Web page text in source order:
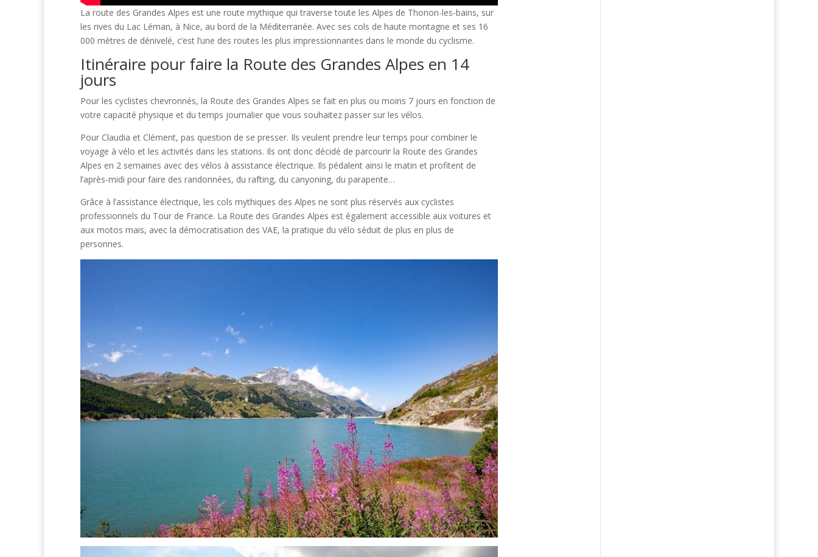
La route des Grandes Alpes est une route mythique qui traverse toute les Alpes de Thonon-les-bains, sur
les rives du Lac Léman, à Nice, au bord de la Méditerranée. Avec ses cols de haute montagne et ses 16
000 mètres de dénivelé, c’est l’une des routes les plus impressionnantes dans le monde du cyclisme.
Itinéraire pour faire la Route des Grandes Alpes en 14
jours
Pour les cyclistes chevronnés, la Route des Grandes Alpes se fait en plus ou moins 7 jours en fonction de
votre capacité physique et du temps journalier que vous souhaitez passer sur les vélos.
Pour Claudia et Clément, pas question de se presser. Ils veulent prendre leur temps pour combiner le
voyage à vélo et les activités dans les stations. Ils ont donc décidé de parcourir la Route des Grandes
Alpes en 2 semaines avec des vélos à assistance électrique. Ils pédalent ainsi le matin et profitent de
l’après-midi pour faire des randonnées, du rafting, du canyoning, du parapente…
Grâce à l’assistance électrique, les cols mythiques des Alpes ne sont plus réservés aux cyclistes
professionnels du Tour de France. La Route des Grandes Alpes est également accessible aux voitures et
aux motos mais, avec la démocratisation des VAE, la pratique du vélo séduit de plus en plus de
personnes.